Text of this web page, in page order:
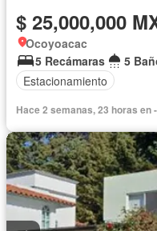
$ 25,000,000
Ocoyoacac
5 Recámaras
5
Estacionamiento
Hace 2 semanas, 23 horas en